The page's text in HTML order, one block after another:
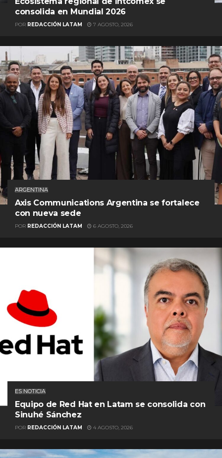
consolida en Mundial 2026
POR REDACCIÓN LATAM 7 AGOSTO, 2026
ARGENTINA
Axis Communications Argentina se fortalece
con nueva sede
POR REDACCIÓN LATAM 6 AGOSTO, 2026
ES NOTICIA
Equipo de Red Hat en Latam se consolida con
Sinuhé Sánchez
POR REDACCIÓN LATAM 4 AGOSTO, 2026